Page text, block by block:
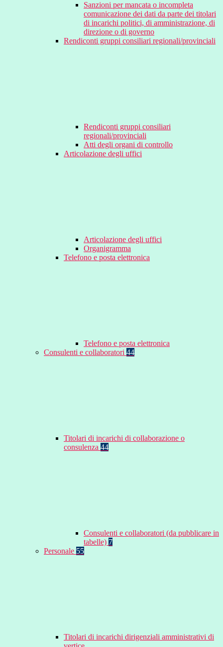
Sanzioni per mancata o incompleta
comunicazione dei dati da parte dei titolari
di incarichi politici, di amministrazione, di
direzione o di governo
Rendiconti gruppi consiliari regionali/provinciali
Rendiconti gruppi consiliari
regionali/provinciali
Atti degli organi di controllo
Articolazione degli uffici
Articolazione degli uffici
Organigramma
Telefono e posta elettronica
Telefono e posta elettronica
Consulenti e collaboratori 44
Titolari di incarichi di collaborazione o
consulenza 44
Consulenti e collaboratori (da pubblicare in
tabelle) 7
Personale 55
Titolari di incarichi dirigenziali amministrativi di